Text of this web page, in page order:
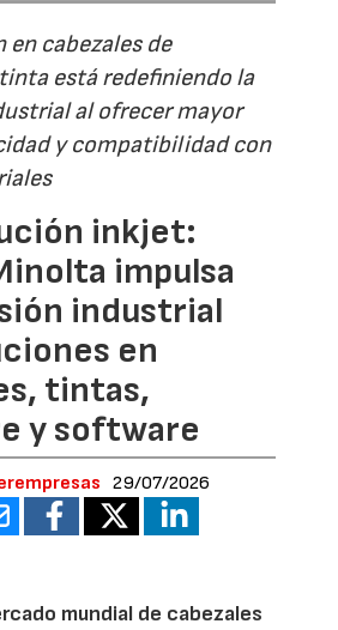
en cabezales de
está redefiniendo la
al ofrecer mayor
y compatibilidad con
inkjet:
impulsa
industrial
en
tintas,
y software
29/07/2026
mundial de cabezales